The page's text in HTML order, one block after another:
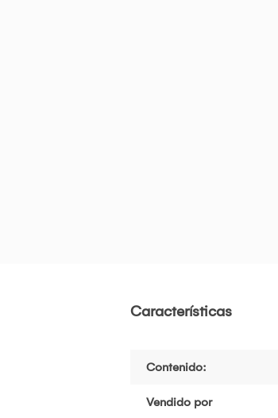
Características
Contenido:
Vendido por